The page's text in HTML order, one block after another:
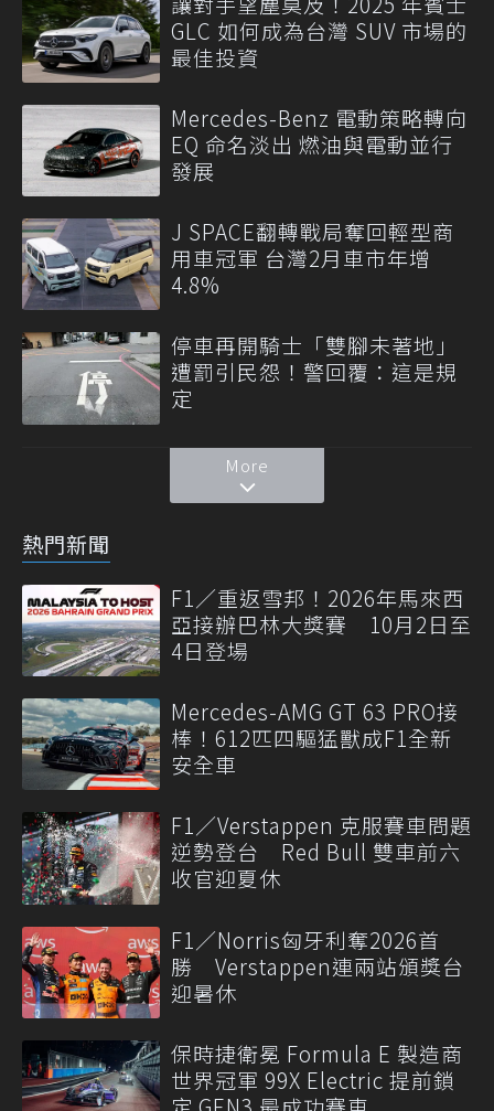
GLC 如何成為台灣 SUV 市場的
最佳投資
Mercedes-Benz 電動策略轉向
EQ 命名淡出 燃油與電動並行
發展
J SPACE翻轉戰局奪回輕型商
用車冠軍 台灣2月車市年增
4.8%
停車再開騎士「雙腳未著地」
遭罰引民怨！警回覆：這是規
定
More
熱門新聞
F1／重返雪邦！2026年馬來西
亞接辦巴林大獎賽 10月2日至
4日登場
Mercedes-AMG GT 63 PRO接
棒！612匹四驅猛獸成F1全新
安全車
F1／Verstappen 克服賽車問題
逆勢登台 Red Bull 雙車前六
收官迎夏休
F1／Norris匈牙利奪2026首
勝 Verstappen連兩站頒獎台
迎暑休
保時捷衛冕 Formula E 製造商
世界冠軍 99X Electric 提前鎖